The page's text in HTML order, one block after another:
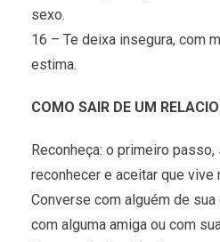
sexo.
16 – Te deixa insegura, com
estima.
COMO SAIR DE UM
Reconheça: o primeiro
reconhecer e aceitar que vive
Converse com alguém de
com alguma amiga ou com